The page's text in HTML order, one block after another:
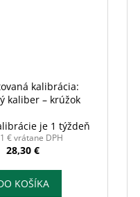
kalibrácia:
kaliber – krúžok
je 1 týždeň
€ vrátane DPH
28,30 €
KOŠÍKA